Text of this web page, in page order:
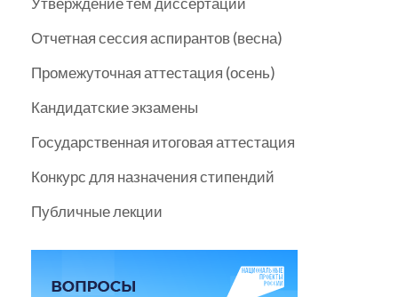
Отчетная сессия аспирантов (весна)
Промежуточная аттестация (осень)
Кандидатские экзамены
Государственная итоговая аттестация
Конкурс для назначения стипендий
Публичные лекции